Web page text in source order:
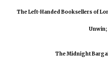
The Left-Handed Booksellers of
Unwin;
The Midnight